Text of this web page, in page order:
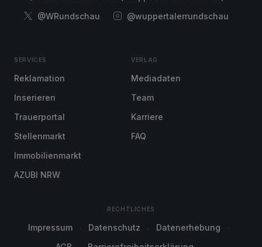
@WRundschau
@wuppertalerrundschau
SERVICES
Reklamation
Inserieren
Trauerportal
Stellenmarkt
Immobilienmarkt
AZUBI NRW
VERLAG
Mediadaten
Team
Karriere
FAQ
RECHTLICHES
Impressum Datenschutz
Datenerhebung